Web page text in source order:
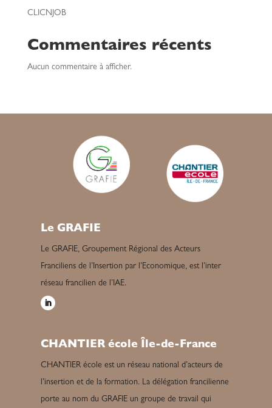
CLICNJOB
Commentaires récents
Aucun commentaire à afficher.
Le GRAFIE
Le GRAFIE, Groupement Régional des Acteurs
Franciliens de l’Insertion par l’Economique, est l’inter
réseau francilien de l’IAE.
CHANTIER école Île-de-France
CHANTIER école est un réseau national d’acteurs de
l’insertion et de la formation. La délégation francilienne
porte au nom du GRAFIE un groupe de travail qui